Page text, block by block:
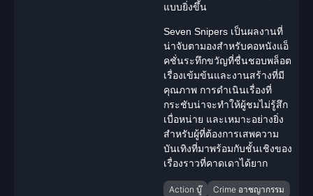
แบบยิ่งขึ้น
Seven Snipers เป็นผลงานที่
น่าจับตามองสำหรับคอหนังแอ็
คชั่นระทึกขวัญที่ชื่นชอบพล็อต
เรื่องเข้มข้นและงานสร้างที่มี
คุณภาพ การดำเนินเรื่องที่
กระชับน่าจะทำให้ผู้ชมไม่รู้สึก
เบื่อหน่าย และเหมาะอย่างยิ่ง
สำหรับผู้ที่ต้องการเสพความ
บันเทิงที่มาพร้อมกับชั้นเชิงของ
เรื่องราวที่คาดเดาได้ยาก
Action บู๊
Crime อาชญากรรม